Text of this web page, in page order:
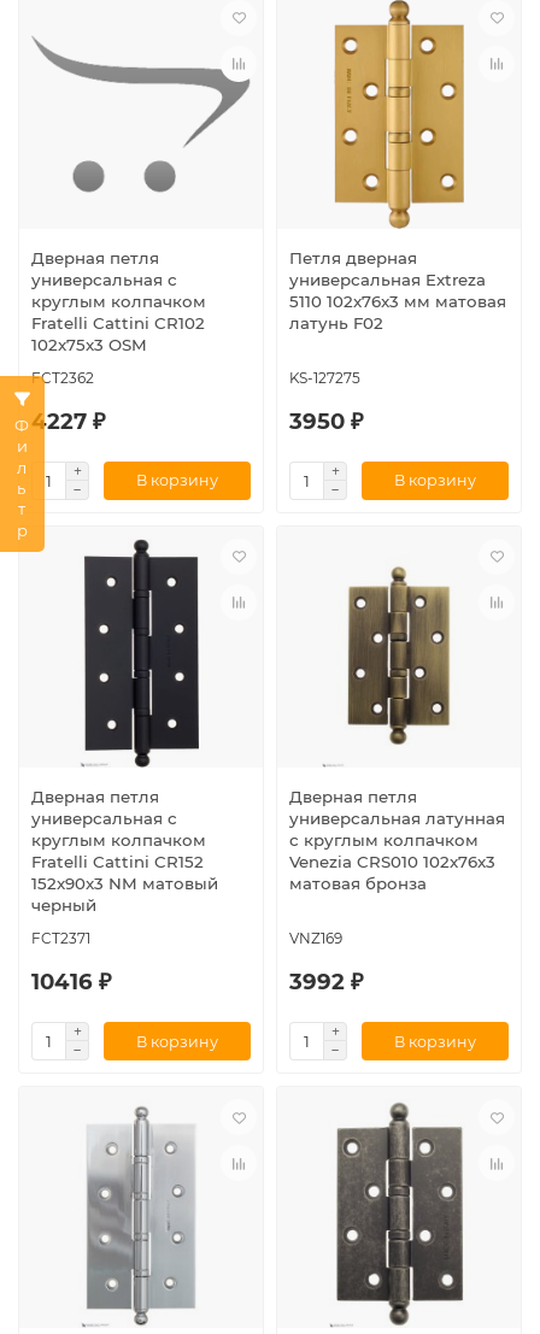
Фильтр
Дверная петля
универсальная с
круглым колпачком
Fratelli Cattini CR102
102x75x3 OSM
FCT2362
4227 ₽
В корзину
Петля дверная
универсальная Extreza
5110 102x76x3 мм матовая
латунь F02
KS-127275
3950 ₽
В корзину
Дверная петля
универсальная с
круглым колпачком
Fratelli Cattini CR152
152x90x3 NM матовый
черный
FCT2371
10416 ₽
В корзину
Дверная петля
универсальная латунная
с круглым колпачком
Venezia CRS010 102x76x3
матовая бронза
VNZ169
3992 ₽
В корзину